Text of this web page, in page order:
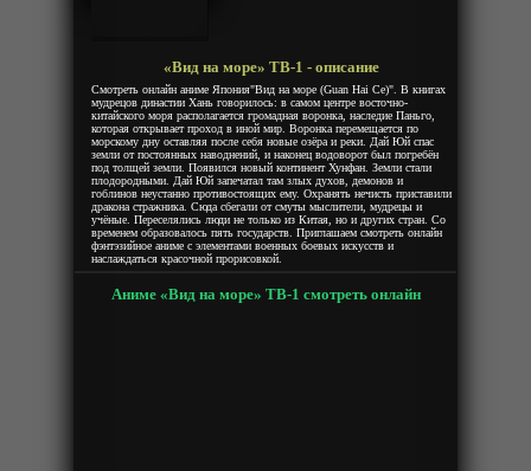
«Вид на море» ТВ-1 - описание
Смотреть онлайн аниме Япония"Вид на море (Guan Hai Ce)". В книгах
мудрецов династии Хань говорилось: в самом центре восточно-
китайского моря располагается громадная воронка, наследие Паньго,
которая открывает проход в иной мир. Воронка перемещается по
морскому дну оставляя после себя новые озёра и реки. Дай Юй спас
земли от постоянных наводнений, и наконец водоворот был погребён
под толщей земли. Появился новый континент Хунфан. Земли стали
плодородными. Дай Юй запечатал там злых духов, демонов и
гоблинов неустанно противостоящих ему. Охранять нечисть приставили
дракона стражника. Сюда сбегали от смуты мыслители, мудрецы и
учёные. Переселялись люди не только из Китая, но и других стран. Со
временем образовалось пять государств. Приглашаем смотреть онлайн
фэнтэзийное аниме с элементами военных боевых искусств и
наслаждаться красочной прорисовкой.
Аниме «Вид на море» ТВ-1 смотреть онлайн